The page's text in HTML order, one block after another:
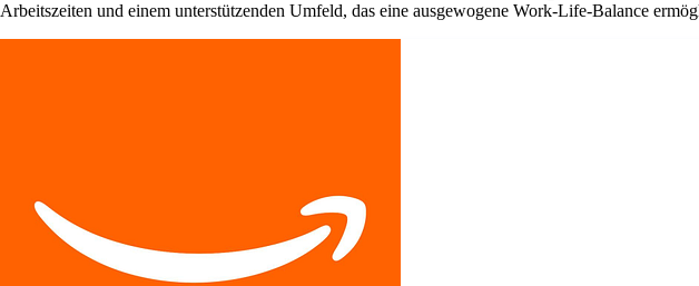
Arbeitszeiten und einem unterstützenden Umfeld, das eine ausgewogene Work-Life-Balance